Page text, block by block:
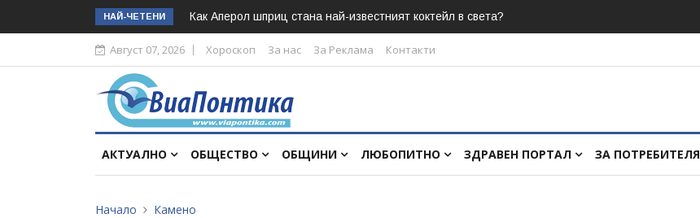
НАЙ-ЧЕТЕНИ Как Аперол шприц стана най-известният коктейл в света?
Август 07, 2026 Хороскоп За нас За Реклама Контакти
АКТУАЛНО ОБЩЕСТВО ОБЩИНИ ЛЮБОПИТНО ЗДРАВЕН ПОРТАЛ ЗА ПОТРЕБИТЕЛЯ
Начало Камено